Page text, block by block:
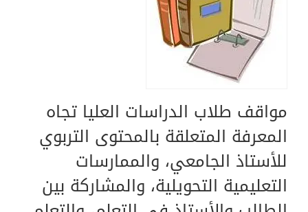
مواقف طلاب الدراسات العليا تجاه
المعرفة المتعلقة بالمحتوى التربوي
للأستاذ الجامعي، والممارسات
التعليمية التحويلية، والمشاركة بين